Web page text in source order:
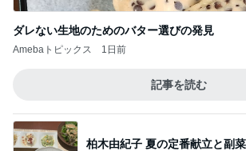
ダレない生地のためのバター選びの発見
Amebaトピックス 1日前
記事を読む
柏木由紀子 夏の定番献立と副菜